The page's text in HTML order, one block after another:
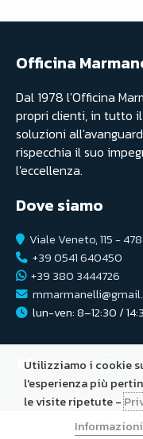
Officina
Dal 1978 l'Officina
propri clienti, in tutto
soluzioni
rispecchia il suo
l'eccellenza.
Dove siamo
Viale Veneto, 115 -
+39 0541 640450
+39 380 3444726
lun-ven: 8–12:30 /
WhatsApp
© 2026 -
Utilizziamo i cookie
l'esperienza più
le visite ripetute -